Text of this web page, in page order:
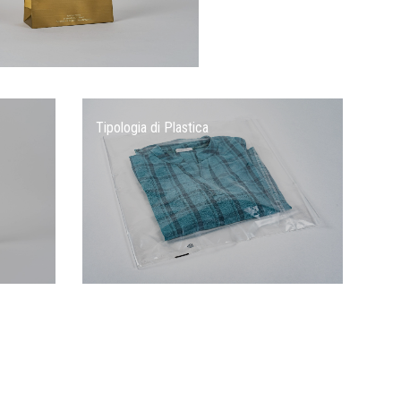
Tipologia di Plastica